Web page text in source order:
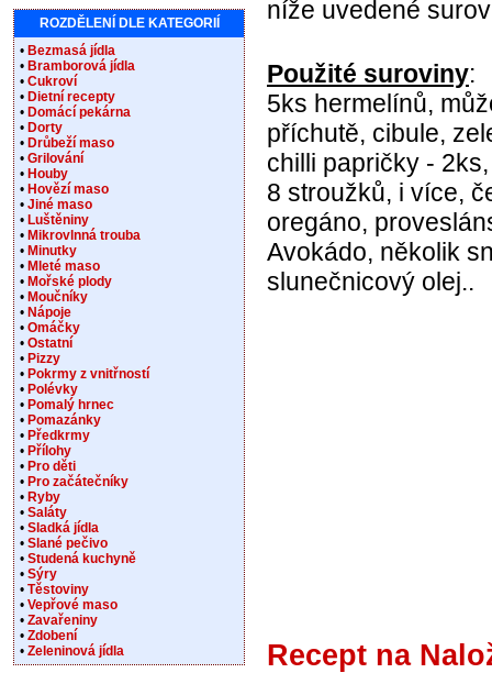
níže uvedené
Použité suroviny:
5ks hermelínů,
příchutě, cibule,
chilli papričky -
8 stroužků, i více,
oregáno,
Avokádo, několik
slunečnicový olej..
Recept na
ROZDĚLENÍ DLE KATEGORIÍ
• Bezmasá jídla
• Bramborová jídla
• Cukroví
• Dietní recepty
• Domácí pekárna
• Dorty
• Drůbeží maso
• Grilování
• Houby
• Hovězí maso
• Jiné maso
• Luštěniny
• Mikrovlnná trouba
• Minutky
• Mleté maso
• Mořské plody
• Moučníky
• Nápoje
• Omáčky
• Ostatní
• Pizzy
• Pokrmy z vnitřností
• Polévky
• Pomalý hrnec
• Pomazánky
• Předkrmy
• Přílohy
• Pro děti
• Pro začátečníky
• Ryby
• Saláty
• Sladká jídla
• Slané pečivo
• Studená kuchyně
• Sýry
• Těstoviny
• Vepřové maso
• Zavařeniny
• Zdobení
• Zeleninová jídla